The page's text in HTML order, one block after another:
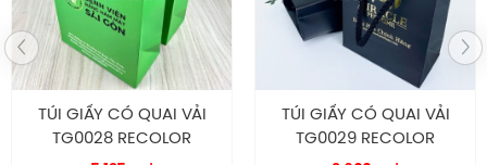
nghề cao và nhiệt huyết.RECOLOR đảm bảo luôn cung
cấp cho khách hàng các mẫu sản phẩm túi giấy, hộp
giấy chất lượng nhất. Đến với RECOLOR khách hàng sẽ
nhận được nhiều ưu đãi với các chính sách bao gồm:
TÚI GIẤY CÓ QUAI VẢI
TG0028 RECOLOR
TÚI GIẤY CÓ QUAI VẢI
TG0029 RECOLOR